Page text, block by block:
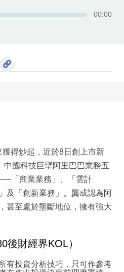
00:00
得炒起，近於8日創上市新
中國科技巨擘阿里巴巴業務五
「商業業務」、「雲計
及「創新業務」。龔成認為阿
甚至處於壟斷地位，擁有強大
財經界KOL）
有投資分析技巧，只可作參考